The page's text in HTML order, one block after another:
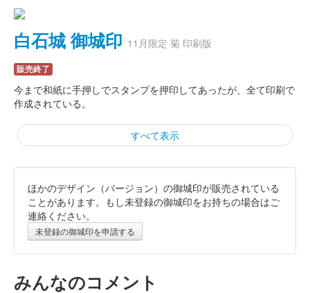
白石城 御城印 11月限定 菊 印刷版
販売終了
今まで和紙に手押しでスタンプを押印してあったが、全て印刷で
作成されている。
すべて表示
白石城 御城印 令和7年 鬼小十郎まつり限定版
販売終了
白石城 御城印 通常 印刷版
ほかのデザイン（バージョン）の御城印が販売されている
ことがあります。もし未登録の御城印をお持ちの場合はご
連絡ください。
未登録の御城印を申請する
みんなのコメント